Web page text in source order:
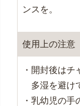
ンスを。
使用上の注意
・開封後は
多湿を避け
・乳幼児の手